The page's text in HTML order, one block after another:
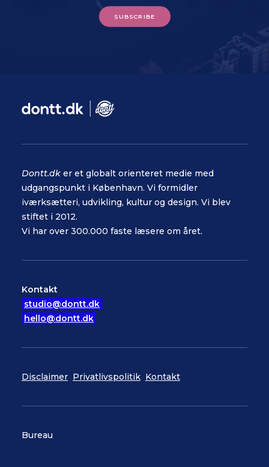
SUBSCRIBE
Dontt.dk er et globalt orienteret medie med
udgangspunkt i København. Vi formidler
iværksætteri, udvikling, kultur og design. Vi blev
stiftet i 2012.
Vi har over 300.000 faste læsere om året.
Kontakt
studio@dontt.dk
hello@dontt.dk
Disclaimer Privatlivspolitik Kontakt
Bureau